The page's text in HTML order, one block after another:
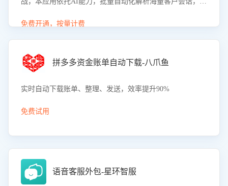
购买意向，深度洞察决策动因。同时全面评估客服团队政策
度、客服转化能力及销售业绩。
免费开通，按量计费
拼多多资金账单自动下载-八爪鱼
实时自动下载账单、整理、发送，效率提升90%
免费试用
语音客服外包-星环智服